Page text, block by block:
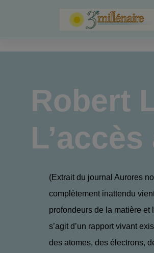
Robert
(Extrait du journal Aurores
complètement inattendu
profondeurs de la matière et
s’agit d’un rapport vivant
des atomes, des électrons,